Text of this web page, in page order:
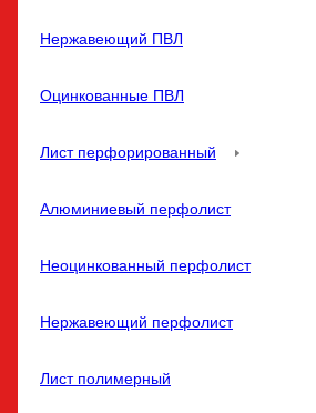
Нержавеющий ПВЛ
Оцинкованные ПВЛ
Лист перфорированный
Алюминиевый перфолист
Неоцинкованный перфолист
Нержавеющий перфолист
Лист полимерный